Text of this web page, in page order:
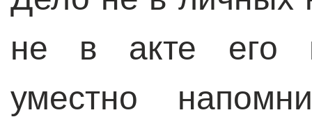
не в акте его
уместно